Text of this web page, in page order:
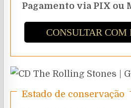
Pagamento via PIX ou
CONSULTAR COM
Estado de conservação